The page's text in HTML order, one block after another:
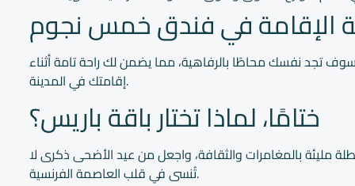
الإقامة في فندق خمس نجوم
تجد نفسك محاطًا بالرفاهية، مما يضمن لك راحة تامة أثناء
إقامتك في المدينة.
ختامًا، لماذا تختار باقة باريس؟
مليئة بالمغامرات والثقافة، واجعل من عيد الأضحى ذكرى لا
تُنسى في قلب العاصمة الفرنسية.